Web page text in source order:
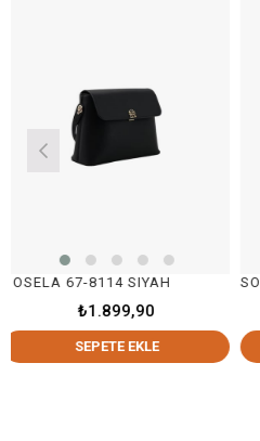
8114 SIYAH
EKLE